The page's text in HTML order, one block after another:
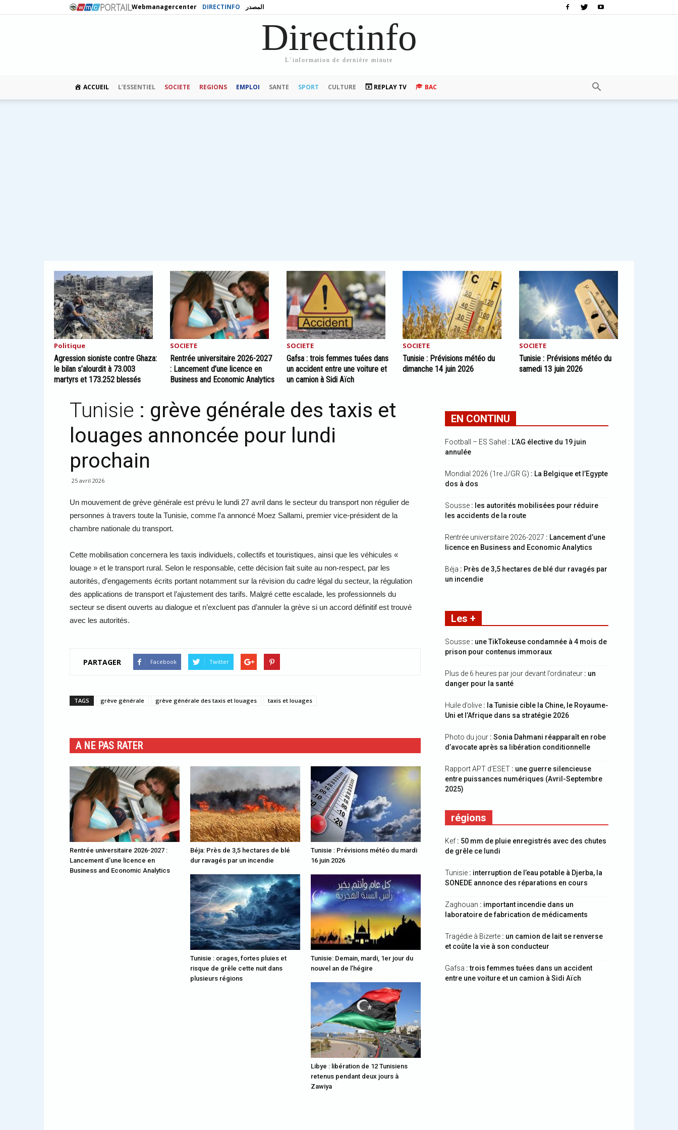
Webmanagercenter DIRECTINFO المصدر
Directinfo
L`information de dernière minute
ACCUEIL L’ESSENTIEL SOCIETE REGIONS EMPLOI SANTE SPORT CULTURE REPLAY TV BAC
Politique
Agression sioniste contre Ghaza:
le bilan s’alourdit à 73.003
martyrs et 173.252 blessés
SOCIETE
Rentrée universitaire 2026-2027
: Lancement d’une licence en
Business and Economic Analytics
SOCIETE
Gafsa : trois femmes tuées dans
un accident entre une voiture et
un camion à Sidi Aïch
SOCIETE
Tunisie : Prévisions météo du
dimanche 14 juin 2026
SOCIETE
Tunisie : Prévisions météo du
samedi 13 juin 2026
Tunisie : grève générale des taxis et
louages annoncée pour lundi
prochain
25 avril 2026
Un mouvement de grève générale est prévu le lundi 27 avril dans le secteur du transport non régulier de
personnes à travers toute la Tunisie, comme l’a annoncé Moez Sallami, premier vice-président de la
chambre nationale du transport.
Cette mobilisation concernera les taxis individuels, collectifs et touristiques, ainsi que les véhicules «
louage » et le transport rural. Selon le responsable, cette décision fait suite au non-respect, par les
autorités, d’engagements écrits portant notamment sur la révision du cadre légal du secteur, la régulation
des applications de transport et l’ajustement des tarifs. Malgré cette escalade, les professionnels du
secteur se disent ouverts au dialogue et n’excluent pas d’annuler la grève si un accord définitif est trouvé
avec les autorités.
PARTAGER Facebook Twitter
TAGS grève générale grève générale des taxis et louages taxis et louages
A NE PAS RATER
Rentrée universitaire 2026-2027 :
Lancement d’une licence en
Business and Economic Analytics
Béja: Près de 3,5 hectares de blé
dur ravagés par un incendie
Tunisie : Prévisions météo du mardi
16 juin 2026
Tunisie : orages, fortes pluies et
risque de grêle cette nuit dans
plusieurs régions
Tunisie: Demain, mardi, 1er jour du
nouvel an de l’hégire
Libye : libération de 12 Tunisiens
retenus pendant deux jours à
Zawiya
EN CONTINU
Football – ES Sahel : L’AG élective du 19 juin
annulée
Mondial 2026 (1re J/GR G) : La Belgique et l’Egypte
dos à dos
Sousse : les autorités mobilisées pour réduire
les accidents de la route
Rentrée universitaire 2026-2027 : Lancement d’une
licence en Business and Economic Analytics
Béja : Près de 3,5 hectares de blé dur ravagés par
un incendie
Les +
Sousse : une TikTokeuse condamnée à 4 mois de
prison pour contenus immoraux
Plus de 6 heures par jour devant l’ordinateur : un
danger pour la santé
Huile d’olive : la Tunisie cible la Chine, le Royaume-
Uni et l’Afrique dans sa stratégie 2026
Photo du jour : Sonia Dahmani réapparaît en robe
d’avocate après sa libération conditionnelle
Rapport APT d’ESET : une guerre silencieuse
entre puissances numériques (Avril-Septembre
2025)
régions
Kef : 50 mm de pluie enregistrés avec des chutes
de grêle ce lundi
Tunisie : interruption de l’eau potable à Djerba, la
SONEDE annonce des réparations en cours
Zaghouan : important incendie dans un
laboratoire de fabrication de médicaments
Tragédie à Bizerte : un camion de lait se renverse
et coûte la vie à son conducteur
Gafsa : trois femmes tuées dans un accident
entre une voiture et un camion à Sidi Aïch